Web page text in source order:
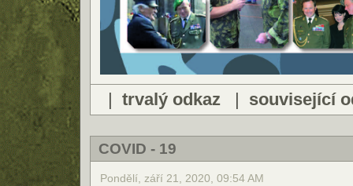
| trvalý odkaz | související
COVID - 19
Pondělí, září 21, 2020, 09:54 AM